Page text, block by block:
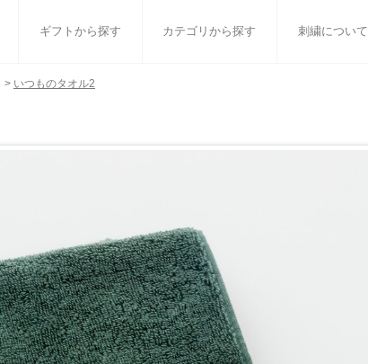
ギフトから探す カテゴリから探す 刺繍について
> いつものタオル2